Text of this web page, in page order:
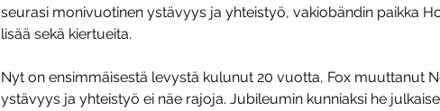
seurasi monivuotinen ystävyys ja yhteistyö, vakiobändin paikka
lisää sekä kiertueita.
Nyt on ensimmäisestä levystä kulunut 20 vuotta, Fox muuttanut
ystävyys ja yhteistyö ei näe rajoja. Jubileumin kunniaksi he